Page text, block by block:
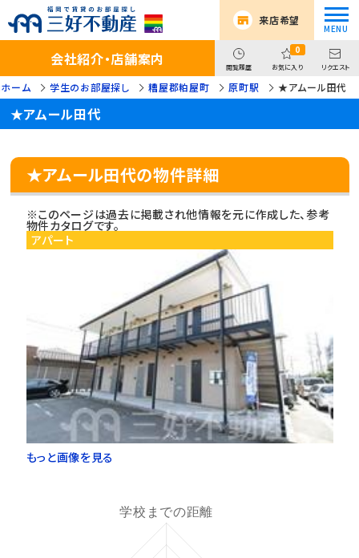
来店希望
会社紹介・店舗案内 閲覧履歴
0
お気に入り リクエスト
ーム 学生のお部屋探し 糟屋郡粕屋町 原町駅 ★アムール田代
★アムール田代
★アムール田代の物件詳細
※このページは過去に掲載され他情報を元に作成した、参考
物件カタログです。
アパート
もっと画像を見る